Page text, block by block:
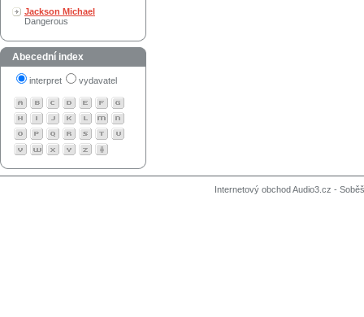
Jackson Michael
Dangerous
Abecední index
interpret vydavatel
Internetový obchod Audio3.cz -